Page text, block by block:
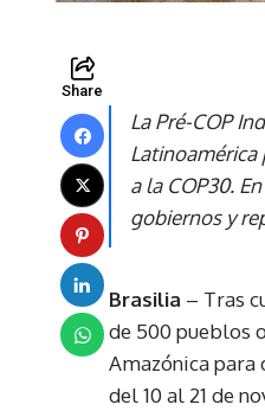
Share
La Pré-COP
Latinoamérica
a la COP30.
gobiernos y
Brasilia – Tras
de 500 pueblos
Amazónica para
del 10 al 21 de